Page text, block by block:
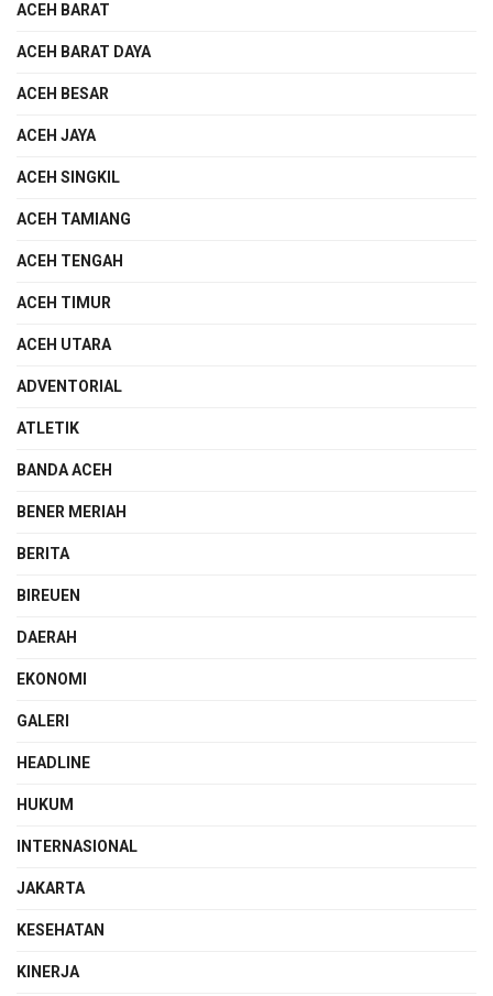
ACEH BARAT
ACEH BARAT DAYA
ACEH BESAR
ACEH JAYA
ACEH SINGKIL
ACEH TAMIANG
ACEH TENGAH
ACEH TIMUR
ACEH UTARA
ADVENTORIAL
ATLETIK
BANDA ACEH
BENER MERIAH
BERITA
BIREUEN
DAERAH
EKONOMI
GALERI
HEADLINE
HUKUM
INTERNASIONAL
JAKARTA
KESEHATAN
KINERJA